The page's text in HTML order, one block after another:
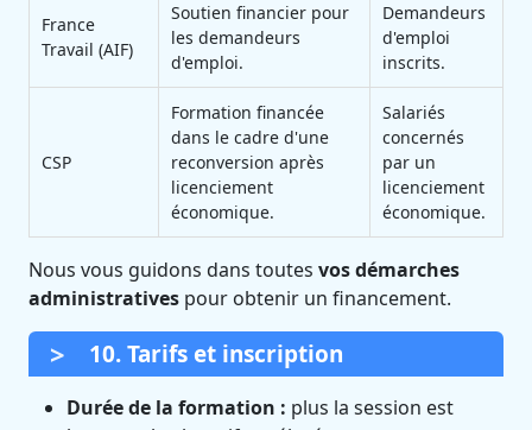
France
Travail (AIF)
Soutien financier pour
les demandeurs
d'emploi.
Demandeurs
d'emploi
inscrits.
CSP
Formation financée
dans le cadre d'une
reconversion après
licenciement
économique.
Salariés
concernés
par un
licenciement
économique.
Nous vous guidons dans toutes vos démarches
administratives pour obtenir un financement.
10. Tarifs et inscription
Durée de la formation : plus la session est